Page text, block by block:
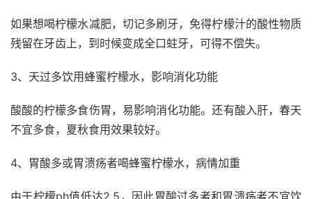
如果想喝柠檬水减肥，切记多刷牙，免得柠檬汁的酸性物质
残留在牙齿上，到时候变成全口蛀牙，可得不偿失。
3、天过多饮用蜂蜜柠檬水，影响消化功能
酸酸的柠檬多食伤胃，易影响消化功能。还有酸入肝，春天
不宜多食，夏秋食用效果较好。
4、胃酸多或胃溃疡者喝蜂蜜柠檬水，病情加重
由于柠檬ph值低达2.5，因此胃酸过多者和胃溃疡者不宜饮